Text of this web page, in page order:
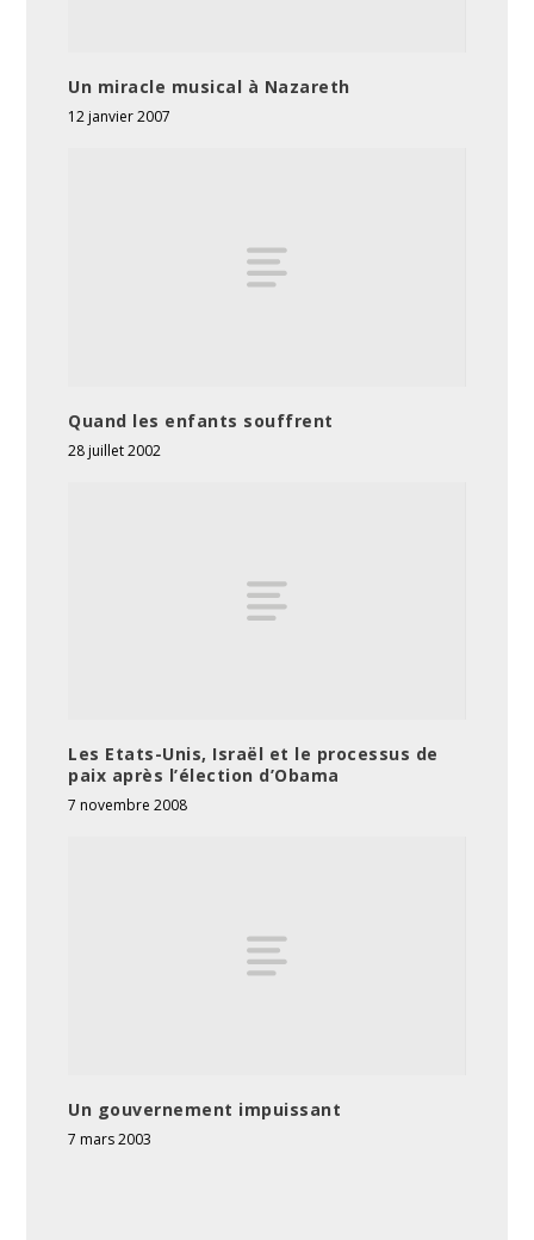
Un miracle musical à Nazareth
12 janvier 2007
Quand les enfants souffrent
28 juillet 2002
Les Etats-Unis, Israël et le processus de
paix après l’élection d’Obama
7 novembre 2008
Un gouvernement impuissant
7 mars 2003